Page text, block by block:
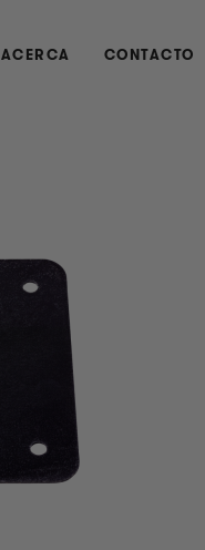
ACERCA CONTACTO